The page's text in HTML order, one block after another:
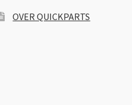
OVER QUICKPARTS